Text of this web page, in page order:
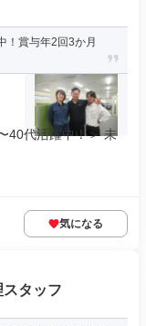
！賞与年2回3か月
40代活躍中！＞ 未
気になる
タッフ